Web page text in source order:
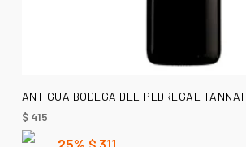
AÑADIR AL CARRITO
ANTIGUA BODEGA DEL PEDREGAL
$415
25% $ 311